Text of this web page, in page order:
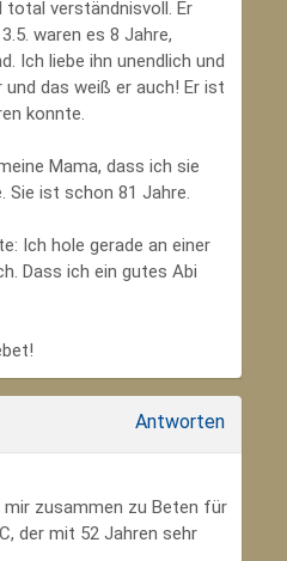
total verständnisvoll. Er
waren es 8 Jahre,
Ich liebe ihn unendlich und
das weiß er auch! Er ist
konnte.
Mama, dass ich sie
Sie ist schon 81 Jahre.
Ich hole gerade an einer
Dass ich ein gutes Abi
Antworten
zusammen zu Beten für
der mit 52 Jahren sehr